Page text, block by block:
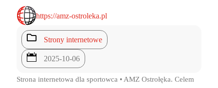
https://amz-ostroleka.pl
 Strony internetowe
 2025-10-06
Strona internetowa dla sportowca • AMZ Ostrołęka. Celem